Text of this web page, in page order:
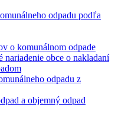
odpadu podľa
o komunálnom odpade
nariadenie obce o nakladaní
odpadu z
a objemný odpad